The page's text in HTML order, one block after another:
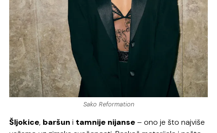
Sako Reformation
Šljokice, baršun i tamnije nijanse– ono je što najviše